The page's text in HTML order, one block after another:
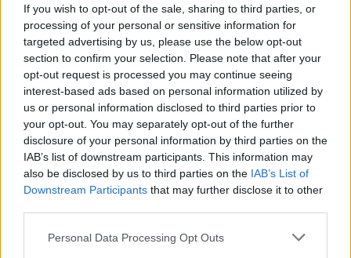
If you wish to opt-out of the sale, sharing to third parties, or
processing of your personal or sensitive information for
targeted advertising by us, please use the below opt-out
section to confirm your selection. Please note that after your
opt-out request is processed you may continue seeing
interest-based ads based on personal information utilized by
us or personal information disclosed to third parties prior to
your opt-out. You may separately opt-out of the further
disclosure of your personal information by third parties on the
IAB’s list of downstream participants. This information may
also be disclosed by us to third parties on the IAB’s List of
Downstream Participants that may further disclose it to other
Please note that this website/app uses one or more Google
Personal Data Processing Opt Outs
yemək xolesterol səviyyənizi nəzarətdə saxlamağa
kömək edə bilər.
Araşdırmalar göstərir ki, kimçinin
fermentləşdirilmiş tərəvəz və ədviyyat qarışığı
ürəyiniz üçün faydalıdır. Həmçinin iltihab əleyhinə
xüsusiyyətlərə malikdir. Bunlar qan təzyiqini aşağı
salmağa və ürək sağlamlığını dəstəkləməyə kömək
edir.
Yeməklərinizə kimçi əlavə etmək onları daha ləzzətli
edə bilər. Bu, həmçinin ümumi sağlamlıq üçün vacib